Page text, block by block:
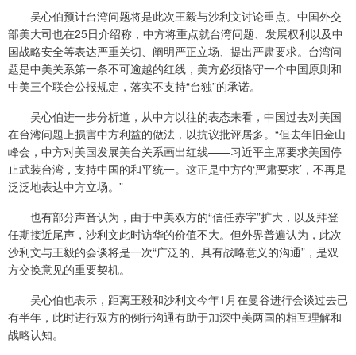
吴心伯预计台湾问题将是此次王毅与沙利文讨论重点。中国外交
部美大司也在25日介绍称，中方将重点就台湾问题、发展权利以及中
国战略安全等表达严重关切、阐明严正立场、提出严肃要求。台湾问
题是中美关系第一条不可逾越的红线，美方必须恪守一个中国原则和
中美三个联合公报规定，落实不支持“台独”的承诺。
吴心伯进一步分析道，从中方以往的表态来看，中国过去对美国
在台湾问题上损害中方利益的做法，以抗议批评居多。“但去年旧金山
峰会，中方对美国发展美台关系画出红线——习近平主席要求美国停
止武装台湾，支持中国的和平统一。这正是中方的‘严肃要求’，不再是
泛泛地表达中方立场。”
也有部分声音认为，由于中美双方的“信任赤字”扩大，以及拜登
任期接近尾声，沙利文此时访华的价值不大。但外界普遍认为，此次
沙利文与王毅的会谈将是一次“广泛的、具有战略意义的沟通”，是双
方交换意见的重要契机。
吴心伯也表示，距离王毅和沙利文今年1月在曼谷进行会谈过去已
有半年，此时进行双方的例行沟通有助于加深中美两国的相互理解和
战略认知。